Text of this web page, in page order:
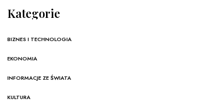
Kategorie
BIZNES I TECHNOLOGIA
EKONOMIA
INFORMACJE ZE ŚWIATA
KULTURA